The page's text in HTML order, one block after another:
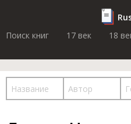
Поиск книг
17 век 18